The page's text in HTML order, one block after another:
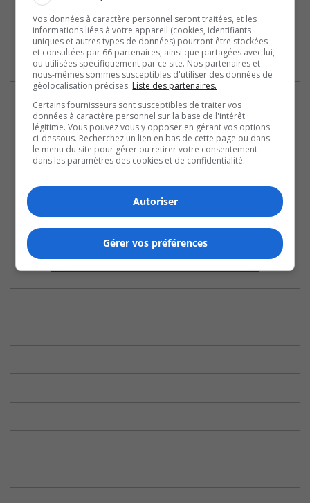
Vos données à caractère personnel seront traitées, et les
informations liées à votre appareil (cookies, identifiants
uniques et autres types de données) pourront être stockées
et consultées par 66 partenaires, ainsi que partagées avec lui,
ou utilisées spécifiquement par ce site. Nos partenaires et
nous-mêmes sommes susceptibles d'utiliser des données de
géolocalisation précises. Liste des partenaires.
Certains fournisseurs sont susceptibles de traiter vos
données à caractère personnel sur la base de l'intérêt
légitime. Vous pouvez vous y opposer en gérant vos options
ci-dessous. Recherchez un lien en bas de cette page ou dans
le menu du site pour gérer ou retirer votre consentement
dans les paramètres des cookies et de confidentialité.
Autoriser
Gérer vos préférences